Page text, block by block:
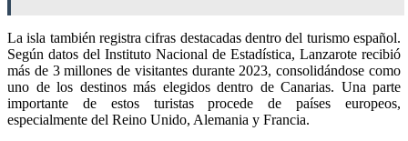
La isla también registra cifras destacadas dentro del turismo español.
Según datos del Instituto Nacional de Estadística, Lanzarote recibió
más de 3 millones de visitantes durante 2023, consolidándose como
uno de los destinos más elegidos dentro de Canarias. Una parte
importante de estos turistas procede de países europeos,
especialmente del Reino Unido, Alemania y Francia.